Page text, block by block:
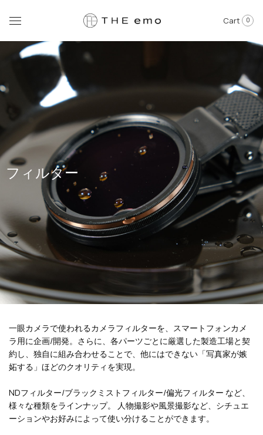
Cart 0
フィルター
一眼カメラで使われるカメラフィルターを、スマートフォンカメ
ラ用に企画/開発。さらに、各パーツごとに厳選した製造工場と契
約し、独自に組み合わせることで、他にはできない「写真家が嫉
妬する」ほどのクオリティを実現。
NDフィルター/ブラックミストフィルター/偏光フィルター など、
様々な種類をラインナップ。 人物撮影や風景撮影など、シチュエ
ーションやお好みによって使い分けることができます。